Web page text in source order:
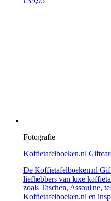
Fotografie
Koffietafelboeken.nl
De Koffietafelboeken.nl
liefhebbers van luxe
zoals Taschen, Assouline,
Koffietafelboeken.nl en